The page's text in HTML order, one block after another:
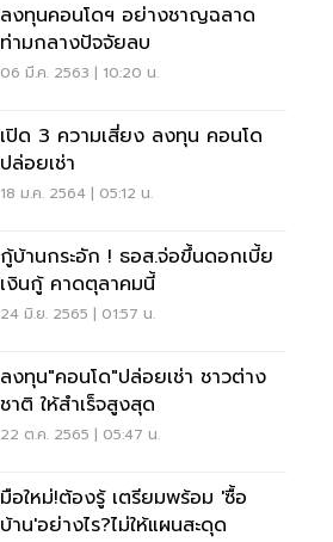
ลงทุนคอนโดฯ อย่างชาญฉลาด
ท่ามกลางปัจจัยลบ
06 มี.ค. 2563 | 10:20 น.
เปิด 3 ความเสี่ยง ลงทุน คอนโด
ปล่อยเช่า
18 ม.ค. 2564 | 05:12 น.
กู้บ้านกระอัก ! ธอส.จ่อขึ้นดอกเบี้ย
เงินกู้ คาดตุลาคมนี้
24 มิ.ย. 2565 | 01:57 น.
ลงทุน"คอนโด"ปล่อยเช่า ชาวต่าง
ชาติ ให้สำเร็จสูงสุด
22 ต.ค. 2565 | 05:47 น.
มือใหม่!ต้องรู้ เตรียมพร้อม 'ซื้อ
บ้าน'อย่างไร?ไม่ให้แผนสะดุด